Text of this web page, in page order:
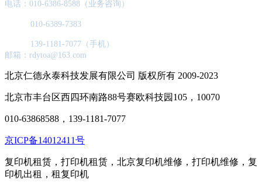
电话：010-6386-8588（业务咨询）
010-6389-7383
139-1181-7077（手机）
邮箱：rdytoa@163.com
北京仁德永泰科技发展有限公司 版权所有 2009-2023
北京市丰台区西四环南路88号赛欧科技园105，10070
010-63868588，139-1181-7077
京ICP备14012411号
复印机租赁，打印机租赁，北京复印机维修，打印机维修，复
印机出租，租复印机